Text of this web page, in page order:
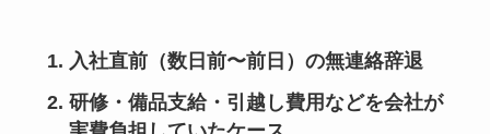
入社直前（数日前〜前日）の無連絡辞退
研修・備品支給・引越し費用などを会社が